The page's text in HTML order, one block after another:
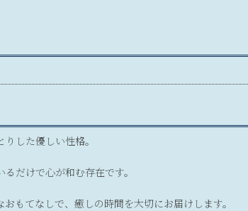
した優しい性格。
だけで心が和む存在です。
もてなしで、癒しの時間を大切にお届けします。